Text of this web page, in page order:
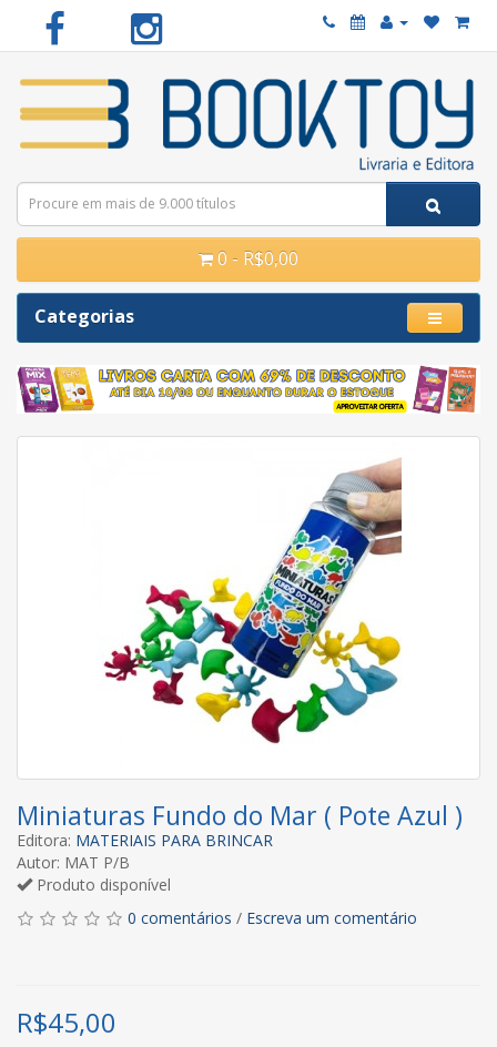
0 - R$0,00
Categorias
Miniaturas Fundo do Mar ( Pote Azul )
Editora: MATERIAIS PARA BRINCAR
Autor: MAT P/B
Produto disponível
0 comentários / Escreva um comentário
R$45,00